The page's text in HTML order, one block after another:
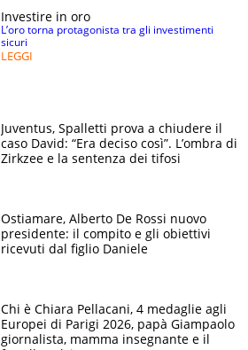
Investire in oro
L’oro torna protagonista tra gli investimenti
sicuri
LEGGI
Juventus, Spalletti prova a chiudere il
caso David: “Era deciso così”. L’ombra di
Zirkzee e la sentenza dei tifosi
Ostiamare, Alberto De Rossi nuovo
presidente: il compito e gli obiettivi
ricevuti dal figlio Daniele
Chi è Chiara Pellacani, 4 medaglie agli
Europei di Parigi 2026, papà Giampaolo
giornalista, mamma insegnante e il